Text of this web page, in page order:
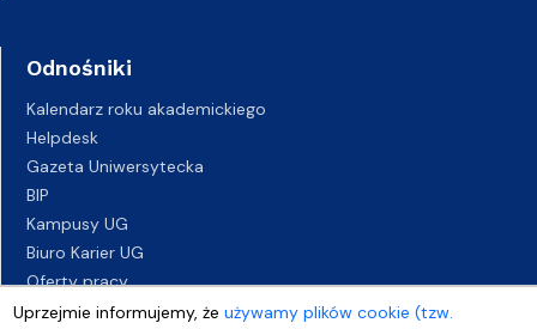
Uprzejmie informujemy, żeużywamy plików cookie (tzw.
Odnośniki
Kalendarz roku akademickiego
Helpdesk
Gazeta Uniwersytecka
BIP
Kampusy UG
Biuro Karier UG
Oferty pracy
Deklaracja dostępności